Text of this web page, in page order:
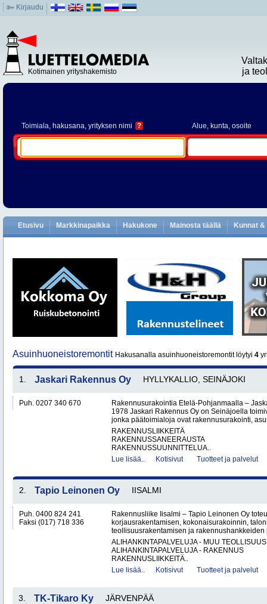
Kirjaudu
Kotimainen yrityshakemisto
ja
Toimiala, hakusana, yrityksen nimi ? Alue, kunta, osoite
Etusivu Markkinapaikka Hakukone Mainosta täällä Kunnat
Asuinhuoneistoremontit Hakusanalla asuinhuoneistoremontit löytyi 4
1. Jaskari Rakennus Oy HYLLYKALLIO, SEINÄJOKI
Puh. 0207 340 670
Rakennusurakointia Etelä-Pohjanmaalla –
1978 Jaskari Rakennus Oy on Seinäjoella
jonka päätoimialoja ovat rakennusurakointi,
RAKENNUSLIIKKEITÄ
RAKENNUSSANEERAUSTA
RAKENNUSSUUNNITTELUA..
Lue lisää..
Kotisivut Tuotteet ja palvelut
2. Tapio Leinonen Oy IISALMI
Puh. 0400 824 241
Faksi (017) 718 336
Rakennusliike Iisalmi – Tapio Leinonen Oy
korjausrakentamisen, kokonaisurakoinnin,
teollisuusrakentamisen ja
ALIHANKINTAPALVELUJA - MUU TEOLLISUUS
ALIHANKINTAPALVELUJA - RAKENNUS
RAKENNUSLIIKKEITÄ..
Lue lisää..
Kotisivut Tuotteet ja palvelut
3. TK-Tikaro Ky JÄRVENPÄÄ